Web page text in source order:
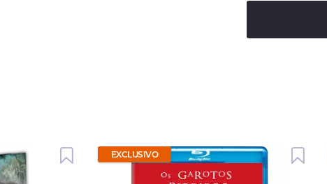
EXCLUSIVO